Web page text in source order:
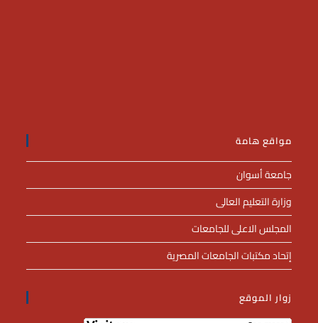
مواقع هامة
جامعة أسوان
وزارة التعليم العالى
المجلس الاعلى للجامعات
إتحاد مكتبات الجامعات المصرية
زوار الموقع